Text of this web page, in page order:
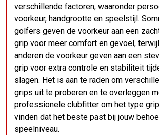
verschillende factoren, waaronder
voorkeur, handgrootte en speelstijl.
golfers geven de voorkeur aan een
grip voor meer comfort en gevoel, terwijl
anderen de voorkeur geven aan een
grip voor extra controle en stabiliteit
slagen. Het is aan te raden om
grips uit te proberen en te overleggen
professionele clubfitter om het type
vinden dat het beste past bij jouw
speelniveau.